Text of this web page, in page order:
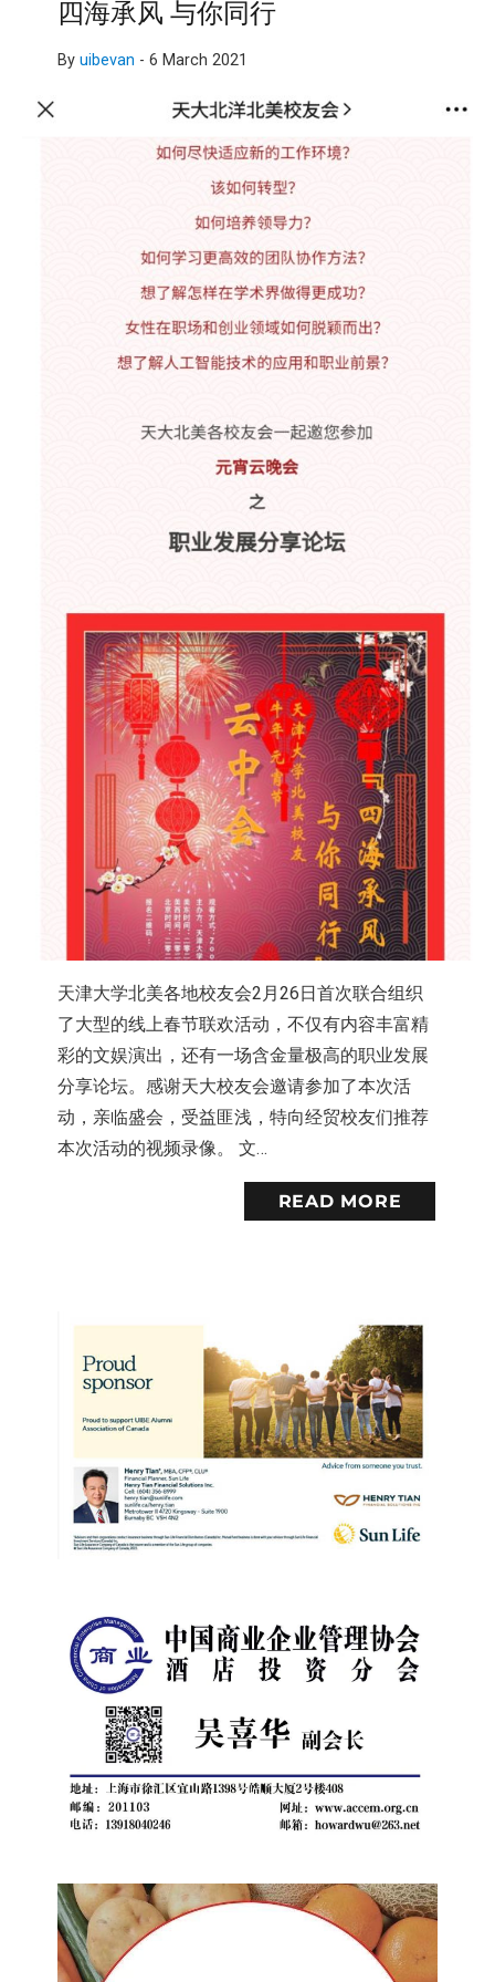
四海承风 与你同行
By uibevan - 6 March 2021
天津大学北美各地校友会2月26日首次联合组织
了大型的线上春节联欢活动，不仅有内容丰富精
彩的文娱演出，还有一场含金量极高的职业发展
分享论坛。感谢天大校友会邀请参加了本次活
动，亲临盛会，受益匪浅，特向经贸校友们推荐
本次活动的视频录像。 文…
READ MORE